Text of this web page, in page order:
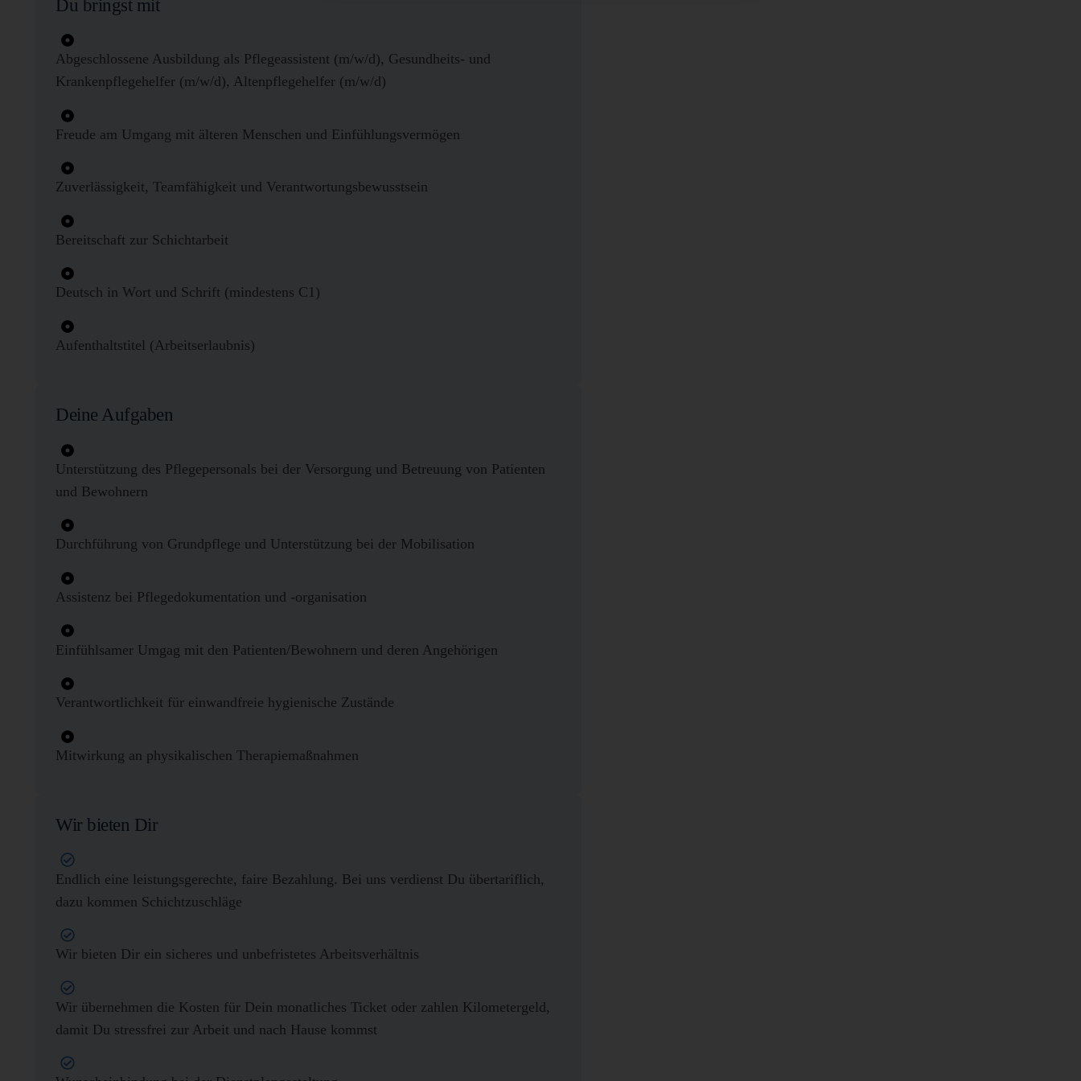
Du bringst mit
Abgeschlossene Ausbildung als Pflegeassistent (m/w/d), Gesundheits- und
Krankenpflegehelfer (m/w/d), Altenpflegehelfer (m/w/d)
Freude am Umgang mit älteren Menschen und Einfühlungsvermögen
Zuverlässigkeit, Teamfähigkeit und Verantwortungsbewusstsein
Bereitschaft zur Schichtarbeit
Deutsch in Wort und Schrift (mindestens C1)
Aufenthaltstitel (Arbeitserlaubnis)
Deine Aufgaben
Unterstützung des Pflegepersonals bei der Versorgung und Betreuung von Patienten
und Bewohnern
Durchführung von Grundpflege und Unterstützung bei der Mobilisation
Assistenz bei Pflegedokumentation und -organisation
Einfühlsamer Umgag mit den Patienten/Bewohnern und deren Angehörigen
Verantwortlichkeit für einwandfreie hygienische Zustände
Mitwirkung an physikalischen Therapiemaßnahmen
Wir bieten Dir
Endlich eine leistungsgerechte, faire Bezahlung. Bei uns verdienst Du übertariflich,
dazu kommen Schichtzuschläge
Wir bieten Dir ein sicheres und unbefristetes Arbeitsverhältnis
Wir übernehmen die Kosten für Dein monatliches Ticket oder zahlen Kilometergeld,
damit Du stressfrei zur Arbeit und nach Hause kommst